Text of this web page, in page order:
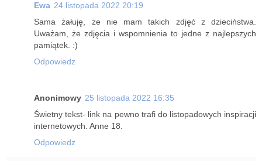
Ewa 24 listopada 2022 20:19
Sama żałuję, że nie mam takich zdjęć z dzieciństwa.
Uważam, że zdjęcia i wspomnienia to jedne z najlepszych
pamiątek. :)
Odpowiedz
Anonimowy 25 listopada 2022 16:35
Świetny tekst- link na pewno trafi do listopadowych inspiracji
internetowych. Anne 18.
Odpowiedz